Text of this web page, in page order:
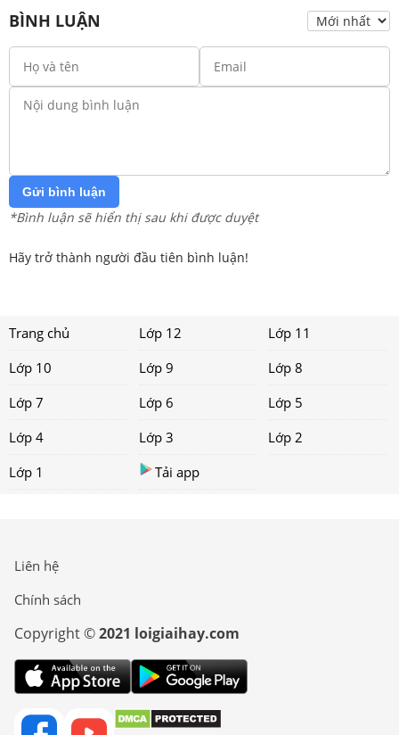
BÌNH LUẬN
Gửi bình luận
*Bình luận sẽ hiển thị sau khi được duyệt
Hãy trở thành người đầu tiên bình luận!
Trang chủ Lớp 12
Lớp 11
Lớp 10
Lớp 9
Lớp 8
Lớp 7
Lớp 6
Lớp 5
Lớp 4
Lớp 3
Lớp 2
Lớp 1
Tải app
Liên hệ
Chính sách
Copyright ©2021 loigiaihay.com